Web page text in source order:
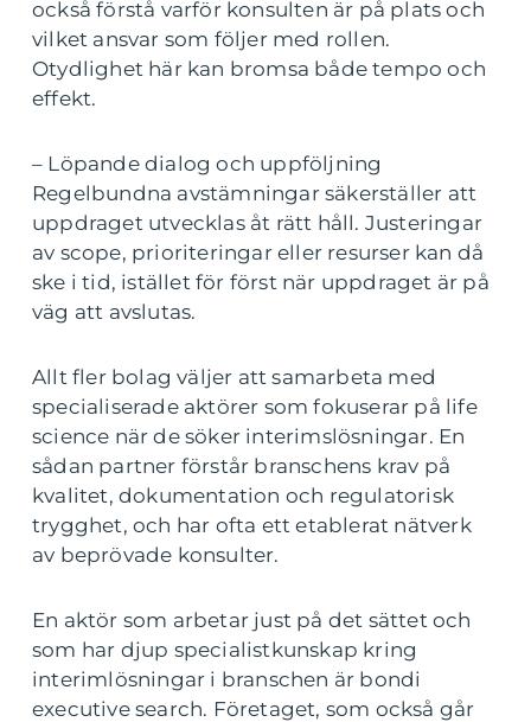
också förstå varför konsulten är på plats och
vilket ansvar som följer med rollen.
Otydlighet här kan bromsa både tempo och
effekt.
– Löpande dialog och uppföljning
Regelbundna avstämningar säkerställer att
uppdraget utvecklas åt rätt håll. Justeringar
av scope, prioriteringar eller resurser kan då
ske i tid, istället för först när uppdraget är på
väg att avslutas.
Allt fler bolag väljer att samarbeta med
specialiserade aktörer som fokuserar på life
science när de söker interimslösningar. En
sådan partner förstår branschens krav på
kvalitet, dokumentation och regulatorisk
trygghet, och har ofta ett etablerat nätverk
av beprövade konsulter.
En aktör som arbetar just på det sättet och
som har djup specialistkunskap kring
interimlösningar i branschen är bondi
executive search. Företaget, som också går